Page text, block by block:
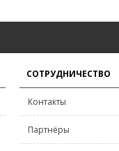
СОТРУДНИЧЕСТВО
Контакты
Партнёры